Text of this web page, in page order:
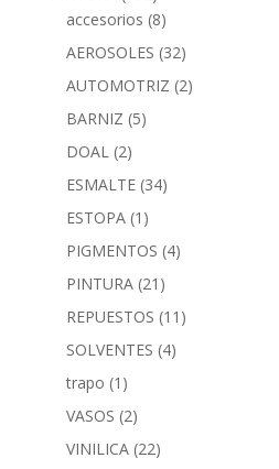
accesorios (8)
AEROSOLES (32)
AUTOMOTRIZ (2)
BARNIZ (5)
DOAL (2)
ESMALTE (34)
ESTOPA (1)
PIGMENTOS (4)
PINTURA (21)
REPUESTOS (11)
SOLVENTES (4)
trapo (1)
VASOS (2)
VINILICA (22)